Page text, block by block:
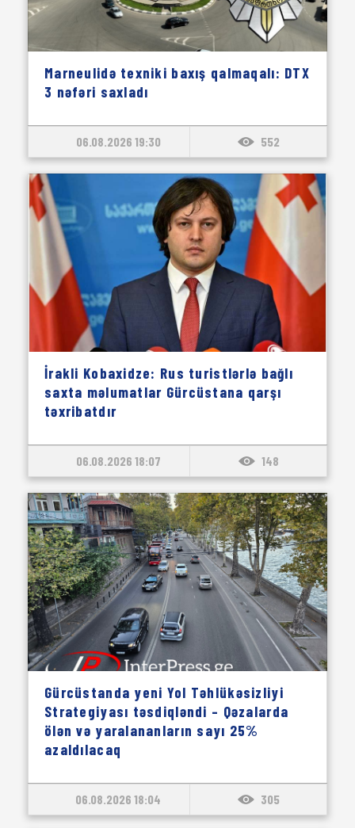
Marneulidə texniki baxış qalmaqalı: DTX
3 nəfəri saxladı
06.08.2026 19:30 552
İrakli Kobaxidze: Rus turistlərlə bağlı
saxta məlumatlar Gürcüstana qarşı
təxribatdır
06.08.2026 18:07 148
Gürcüstanda yeni Yol Təhlükəsizliyi
Strategiyası təsdiqləndi – Qəzalarda
ölən və yaralananların sayı 25%
azaldılacaq
06.08.2026 18:04 305